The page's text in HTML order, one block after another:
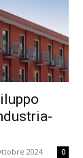
2024 0